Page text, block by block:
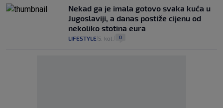
Nekad ga je imala gotovo svaka kuća u
Jugoslaviji, a danas postiže cijenu od
nekoliko stotina eura
LIFESTYLE 5. kol. 0